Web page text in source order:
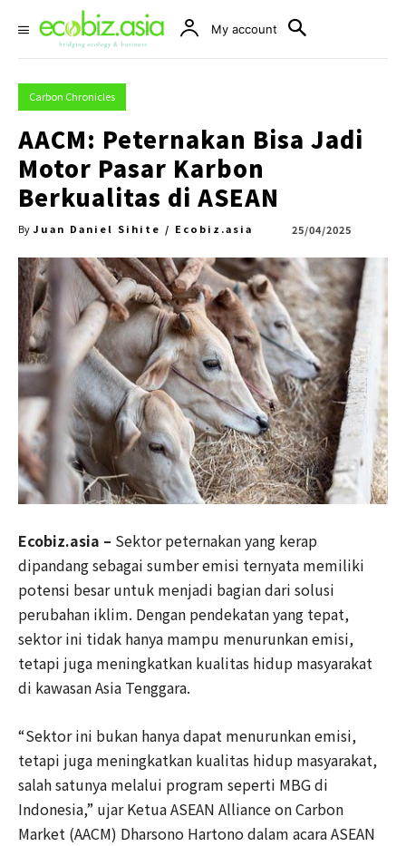
My account
Carbon Chronicles
AACM: Peternakan Bisa Jadi
Motor Pasar Karbon
Berkualitas di ASEAN
By Juan Daniel Sihite / Ecobiz.asia 25/04/2025
Ecobiz.asia – Sektor peternakan yang kerap
dipandang sebagai sumber emisi ternyata memiliki
potensi besar untuk menjadi bagian dari solusi
perubahan iklim. Dengan pendekatan yang tepat,
sektor ini tidak hanya mampu menurunkan emisi,
tetapi juga meningkatkan kualitas hidup masyarakat
di kawasan Asia Tenggara.
“Sektor ini bukan hanya dapat menurunkan emisi,
tetapi juga meningkatkan kualitas hidup masyarakat,
salah satunya melalui program seperti MBG di
Indonesia,” ujar Ketua ASEAN Alliance on Carbon
Market (AACM) Dharsono Hartono dalam acara ASEAN